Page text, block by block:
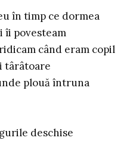
în timp ce dormea
îi povesteam
când eram copil
târâtoare
plouă întruna
deschise